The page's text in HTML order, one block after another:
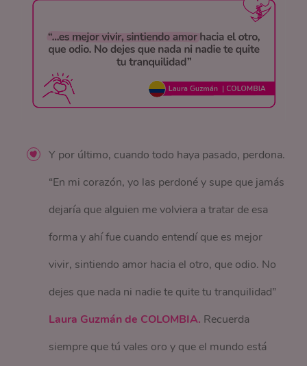
Y por último, cuando todo haya pasado, perdona.
“En mi corazón, yo las perdoné y supe que jamás
dejaría que alguien me volviera a tratar de esa
forma y ahí fue cuando entendí que es mejor
vivir, sintiendo amor hacia el otro, que odio. No
dejes que nada ni nadie te quite tu tranquilidad”
Laura Guzmánde COLOMBIA. Recuerda
siempre que tú vales oro y que el mundo está